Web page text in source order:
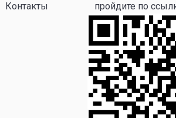
Контакты
пройдите по